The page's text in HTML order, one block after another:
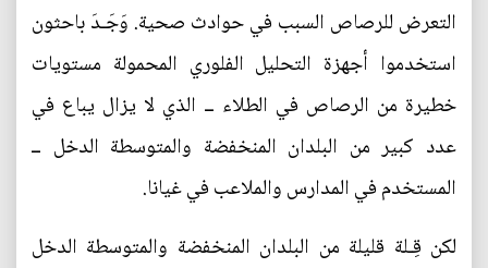
التعرض للرصاص السبب في حوادث صحية. وَجَـدَ باحثون
استخدموا أجهزة التحليل الفلوري المحمولة مستويات
خطيرة من الرصاص في الطلاء ــ الذي لا يزال يباع في
عدد كبير من البلدان المنخفضة والمتوسطة الدخل ــ
المستخدم في المدارس والملاعب في غيانا.
لكن قِـلة قليلة من البلدان المنخفضة والمتوسطة الدخل